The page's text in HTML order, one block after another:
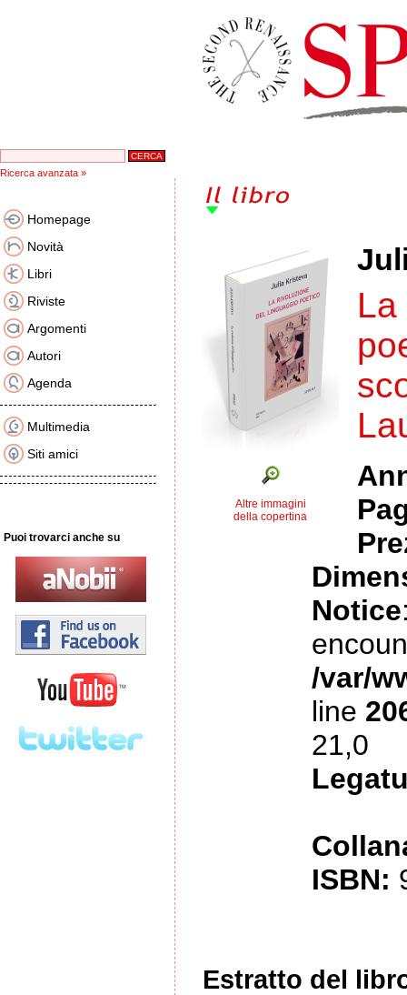
Ricerca avanzata »
Homepage
Novità
Libri
Riviste
Argomenti
Autori
Agenda
Multimedia
Siti amici
Puoi trovarci anche su
Altre immagini
della copertina
Notice
/var/
line
21,0
ISBN:
Estratto del